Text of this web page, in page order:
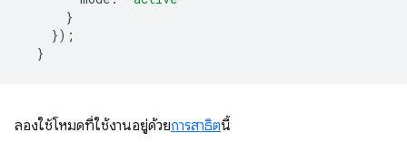
}
});
}
ลองใช้โหมดที่ใช้งานอยู่ด้วยการสาธิตนี้